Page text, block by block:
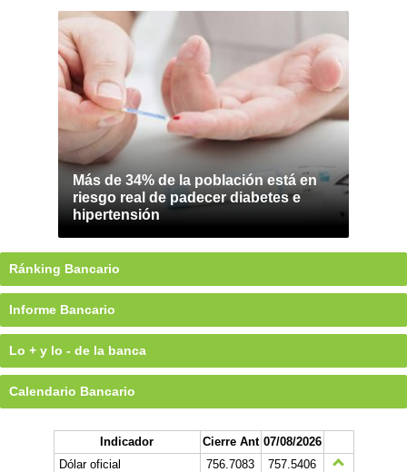
Más de 34% de la población está en
riesgo real de padecer diabetes e
hipertensión
Ránking Bancario
Informe Bancario
Lo + y lo - de la banca
Calendario Bancario
Indicador Cierre Ant 07/08/2026
Dólar oficial
756.7083
757.5406